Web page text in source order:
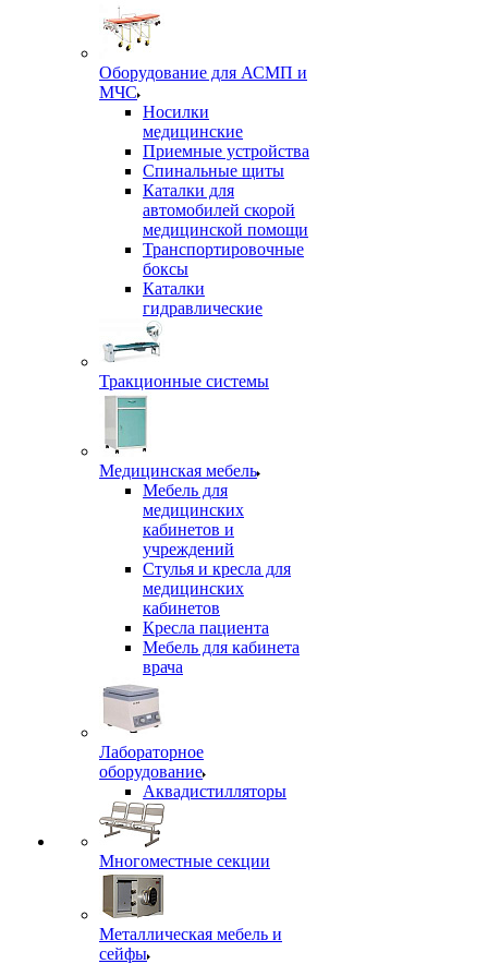
Оборудование для АСМП и
МЧС
Носилки
медицинские
Приемные устройства
Спинальные щиты
Каталки для
автомобилей скорой
медицинской помощи
Транспортировочные
боксы
Каталки
гидравлические
Тракционные системы
Медицинская мебель
Мебель для
медицинских
кабинетов и
учреждений
Стулья и кресла для
медицинских
кабинетов
Кресла пациента
Мебель для кабинета
врача
Лабораторное
оборудование
Аквадистилляторы
Многоместные секции
Металлическая мебель и
сейфы